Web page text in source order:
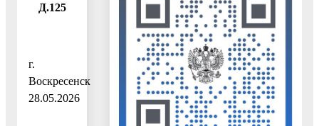
Д.125
г.
28.05.2026